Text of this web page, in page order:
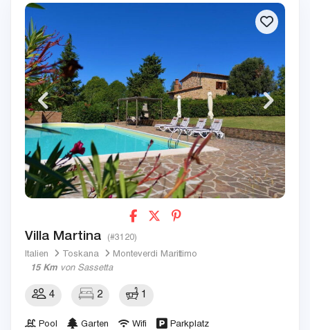
Villa Martina (#3120)
Italien Toskana
Monteverdi Marittimo
15 Km von Sassetta
4 2 1
Pool Garten Wifi
Parkplatz